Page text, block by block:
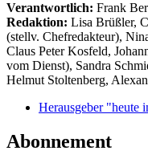
Verantwortlich: Frank
Redaktion: Lisa Brüßler,
(stellv. Chefredakteur),
Claus Peter Kosfeld,
vom Dienst), Sandra
Helmut Stoltenberg,
Herausgeber "heute
Abonnement